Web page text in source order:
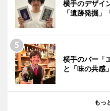
横手のデザイ
「遺跡発掘」
横手のバー「
と「味の共感
もっ